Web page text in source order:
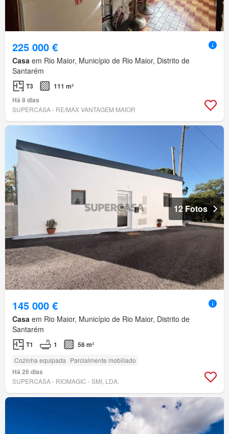
225 000 €
Casa em Rio Maior, Município de Rio Maior, Distrito de
Santarém
T3
111 m²
Há 8 dias
SUPERCASA - RE/MAX VANTAGEM MAIOR
12 Fotos
145 000 €
Casa em Rio Maior, Município de Rio Maior, Distrito de
Santarém
T1 1 56 m²
Cozinha equipada Parcialmente mobiliado
Há 26 dias
SUPERCASA - RIOMAGIC - SMI, LDA.